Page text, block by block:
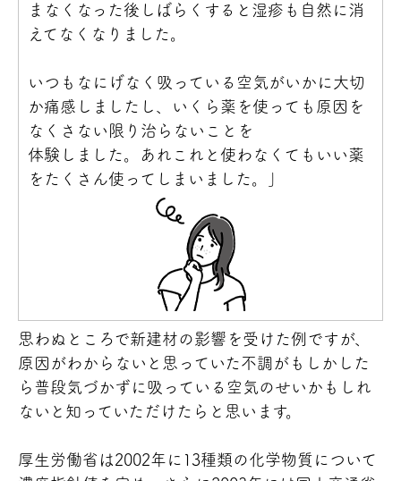
まなくなった後しばらくすると湿疹も自然に消
えてなくなりました。
いつもなにげなく吸っている空気がいかに大切
か痛感しましたし、いくら薬を使っても原因を
なくさない限り治らないことを
体験しました。あれこれと使わなくてもいい薬
をたくさん使ってしまいました。」
思わぬところで新建材の影響を受けた例ですが、
原因がわからないと思っていた不調がもしかした
ら普段気づかずに吸っている空気のせいかもしれ
ないと知っていただけたらと思います。
厚生労働省は2002年に13種類の化学物質について